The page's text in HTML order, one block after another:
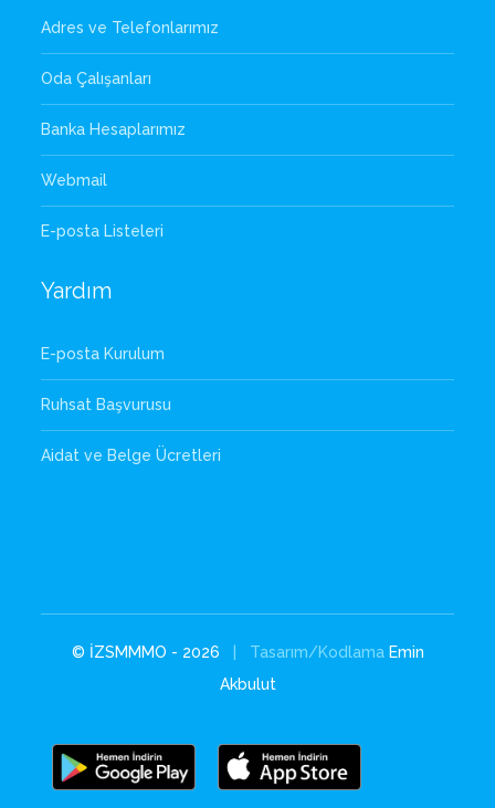
Adres ve Telefonlarımız
Oda Çalışanları
Banka Hesaplarımız
Webmail
E-posta Listeleri
Yardım
E-posta Kurulum
Ruhsat Başvurusu
Aidat ve Belge Ücretleri
© İZSMMMO - 2026 | Tasarım/Kodlama Emin
Akbulut